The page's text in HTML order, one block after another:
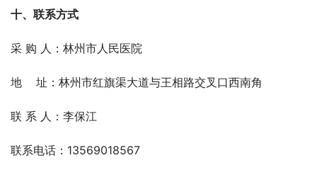
十、联系方式
采 购 人：林州市人民医院
地    址：林州市红旗渠大道与王相路交叉口西南角
联 系 人：李保江
联系电话：13569018567